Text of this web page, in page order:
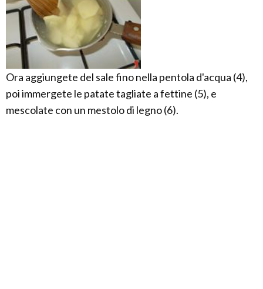
Ora aggiungete del sale fino nella pentola d'acqua (4),
poi immergete le patate tagliate a fettine (5), e
mescolate con un mestolo di legno (6).